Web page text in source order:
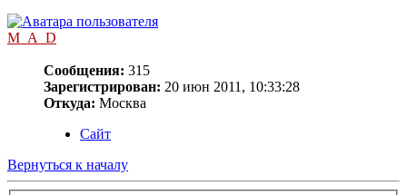
M_A_D
Сообщения: 315
Зарегистрирован: 20 июн 2011, 10:33:28
Откуда: Москва
Сайт
Вернуться к началу